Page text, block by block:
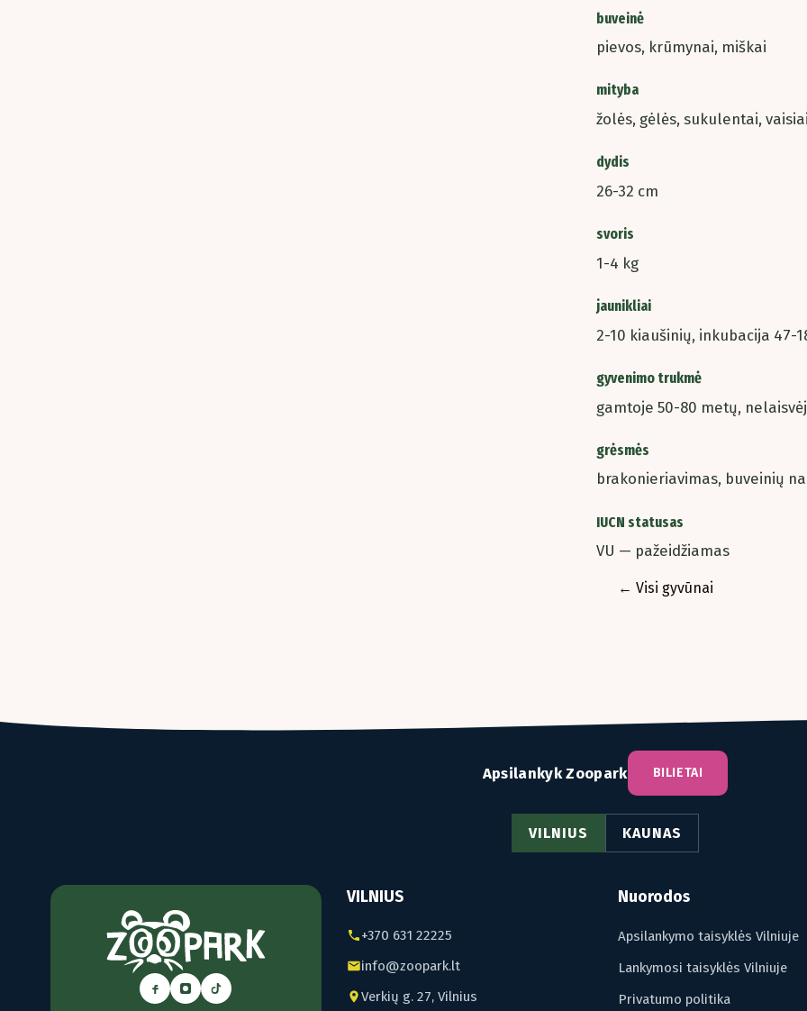
buveinė
pievos, krūmynai, miškai
mityba
žolės, gėlės, sukulentai,
dydis
26-32 cm
svoris
1-4 kg
jaunikliai
2-10 kiaušinių, inkubacija 47-
gyvenimo trukmė
gamtoje 50-80 metų,
grėsmės
brakonieriavimas, buveinių
IUCN statusas
VU — pažeidžiamas
← Visi gyvūnai
Apsilankyk Zoopark BILIETAI
VILNIUS KAUNAS
VILNIUS
+370 631 22225
info@zoopark.lt
Verkių g. 27, Vilnius
Nuorodos
Apsilankymo taisyklės Vilniuje
Lankymosi taisyklės Vilniuje
Privatumo politika